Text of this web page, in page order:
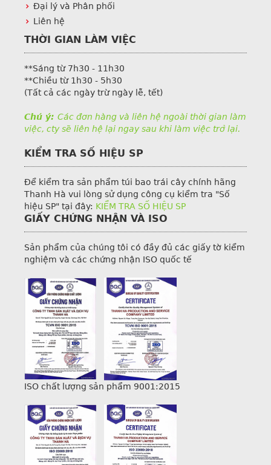
Đại lý và Phân phối
Liên hệ
THỜI GIAN LÀM VIỆC
**Sáng từ 7h30 - 11h30
**Chiều từ 1h30 - 5h30
(Tất cả các ngày trừ ngày lễ, tết)
Chú ý: Các đơn hàng và liên hệ ngoài thời gian làm
việc, cty sẽ liên hệ lại ngay sau khi làm việc trở lại.
KIỂM TRA SỐ HIỆU SP
Để kiểm tra sản phẩm túi bao trái cây chính hãng
Thanh Hà vui lòng sử dụng công cụ kiểm tra "Số
hiệu SP" tại đây: KIỂM TRA SỐ HIỆU SP
GIẤY CHỨNG NHẬN VÀ ISO
Sản phẩm của chúng tôi có đầy đủ các giấy tờ kiểm
nghiệm và các chứng nhận ISO quốc tế
ISO chất lượng sản phẩm 9001:2015